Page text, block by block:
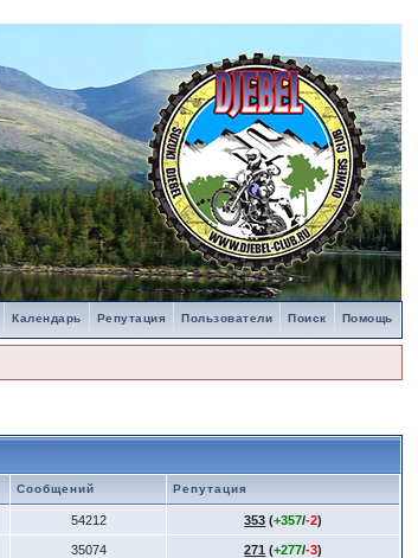
Помощь
Поиск
Пользователи
Репутация
Календарь
Сообщений Репутация
54212 353 (+357/-2)
35074 271 (+277/-3)